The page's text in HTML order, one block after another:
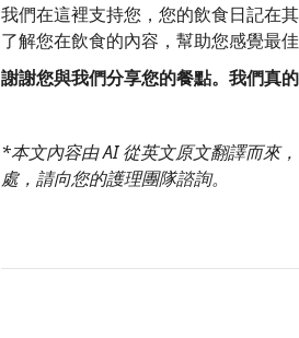
我們在這裡支持您，您的飲食日記在
了解您在飲食的內容，幫助您感覺最佳
謝謝您與我們分享您的餐點。我們真的
*本文內容由 AI 從英文原文翻譯而來
處，請向您的護理團隊諮詢。